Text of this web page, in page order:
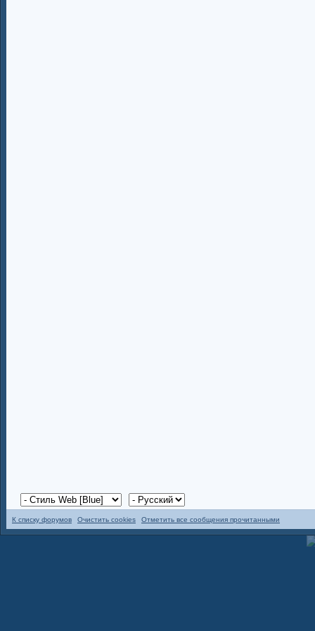
К списку форумов Очистить cookies Отметить все сообщения прочитанными